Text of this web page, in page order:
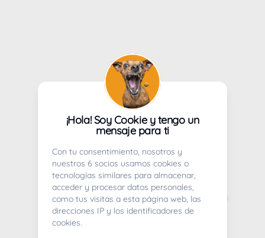
¡Hola! Soy Cookie y tengo un
mensaje para ti
Con tu consentimiento, nosotros y
nuestros 6 socios usamos cookies o
tecnologías similares para almacenar,
acceder y procesar datos personales,
como tus visitas a esta página web, las
direcciones IP y los identificadores de
cookies.